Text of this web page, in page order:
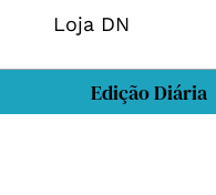
Loja DN
Edição Diária